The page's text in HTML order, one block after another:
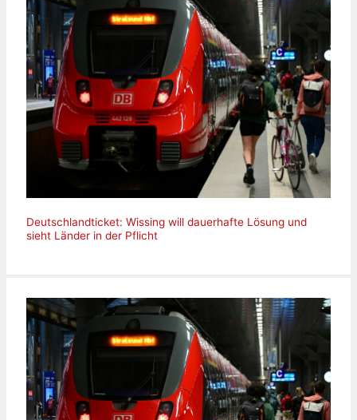
Deutschlandticket: Wissing will dauerhafte Lösung und
sieht Länder in der Pflicht